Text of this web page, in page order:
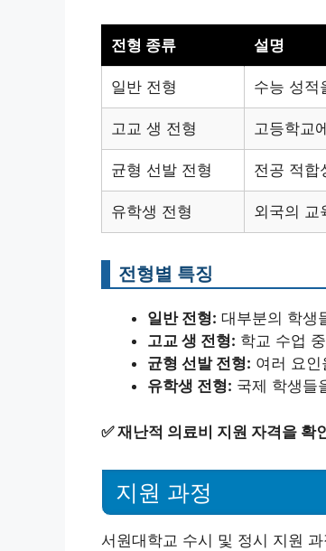
전형 종류 설명
일반 전형 수능 성적
고교 생 전형 고등학교
균형 선발 전형 전공 적합
유학생 전형 외국의 교
전형별 특징
일반 전형: 대부분의 학생
고교 생 전형: 학교 수업
균형 선발 전형: 여러 요
유학생 전형: 국제 학생들
✅재난적 의료비 지원 자격을 확
지원 과정
서원대학교 수시 및 정시 지원